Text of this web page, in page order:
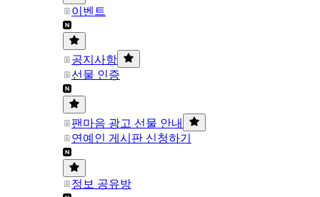
이벤트
공지사항
선물 인증
팬마음 광고 선물 안내
연예인 게시판 신청하기
정보 공유방